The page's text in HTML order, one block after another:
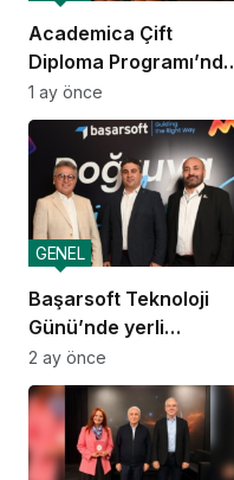
Academica Çift
Diploma Programı’nda
mezuniyet heyecanı
1 ay önce
Başarsoft Teknoloji
Günü’nde yerli
navigasyon
GENEL
2 ay önce